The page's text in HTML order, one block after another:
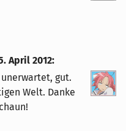
April 2012:
gut.
Welt. Danke